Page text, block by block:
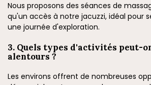
Nous proposons des séances de
qu'un accès à notre jacuzzi, idéal pour
une journée d'exploration.
3. Quels types d'activités peut-
alentours ?
Les environs offrent de nombreuses